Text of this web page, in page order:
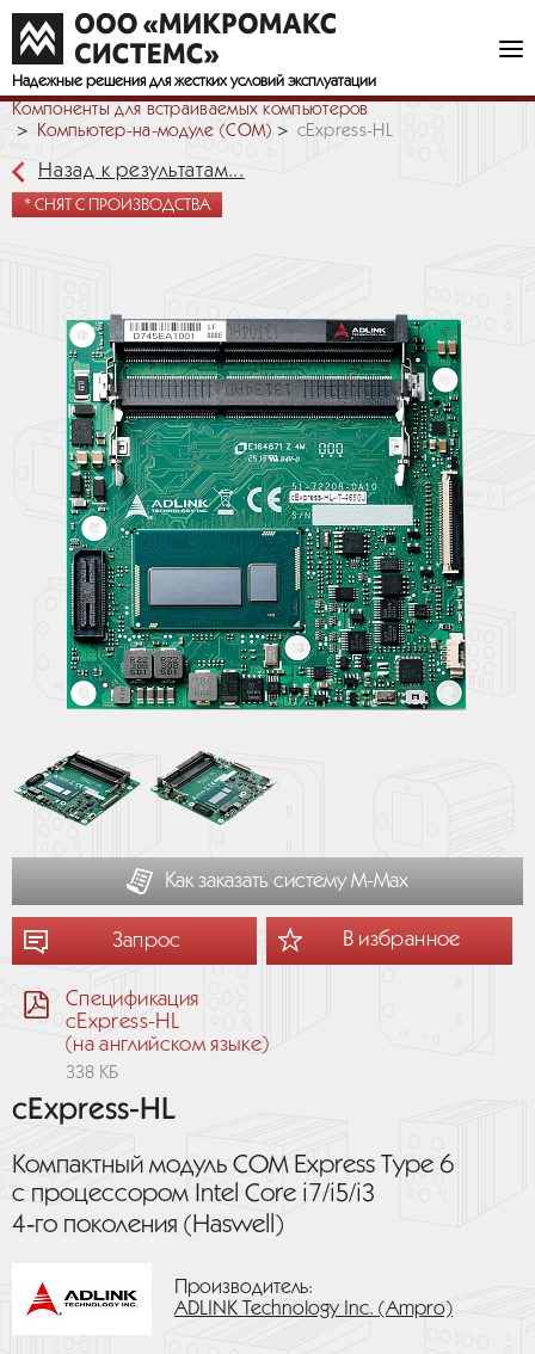
Надежные решения для жестких условий эксплуатации
Компоненты для встраиваемых компьютеров
Компьютер-на-модуле (COM)
cExpress-HL
Назад к результатам...
* СНЯТ С ПРОИЗВОДСТВА
Как заказать систему М-Мах
Запрос В избранное
Спецификация
cExpress-HL
(на английском языке)
338 КБ
cExpress-HL
Компактный модуль COM Express Type 6
с процессором Intel Core i7/i5/i3
4‑го поколения (Haswell)
Производитель:
ADLINK Technology Inc. (Ampro)